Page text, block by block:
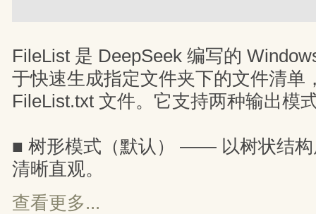
FileList 是 DeepSeek 编写的
于快速生成指定文件夹下的文件清单
FileList.txt 文件。它支持两种输出模
■ 树形模式（默认） —— 以树状结构
清晰直观。
查看更多...